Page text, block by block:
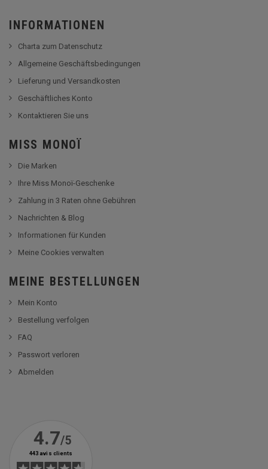
INFORMATIONEN
Charta zum Datenschutz
Allgemeine Geschäftsbedingungen
Lieferung und Versandkosten
Geschäftliches Konto
Kontaktieren Sie uns
MISS MONOÏ
Die Marken
Ihre Miss Monoï-Geschenke
Zahlung in 3 Raten ohne Gebühren
Nachrichten & Blog
Informationen für Kunden
Meine Cookies verwalten
MEINE BESTELLUNGEN
Mein Konto
Bestellung verfolgen
FAQ
Passwort verloren
Abmelden